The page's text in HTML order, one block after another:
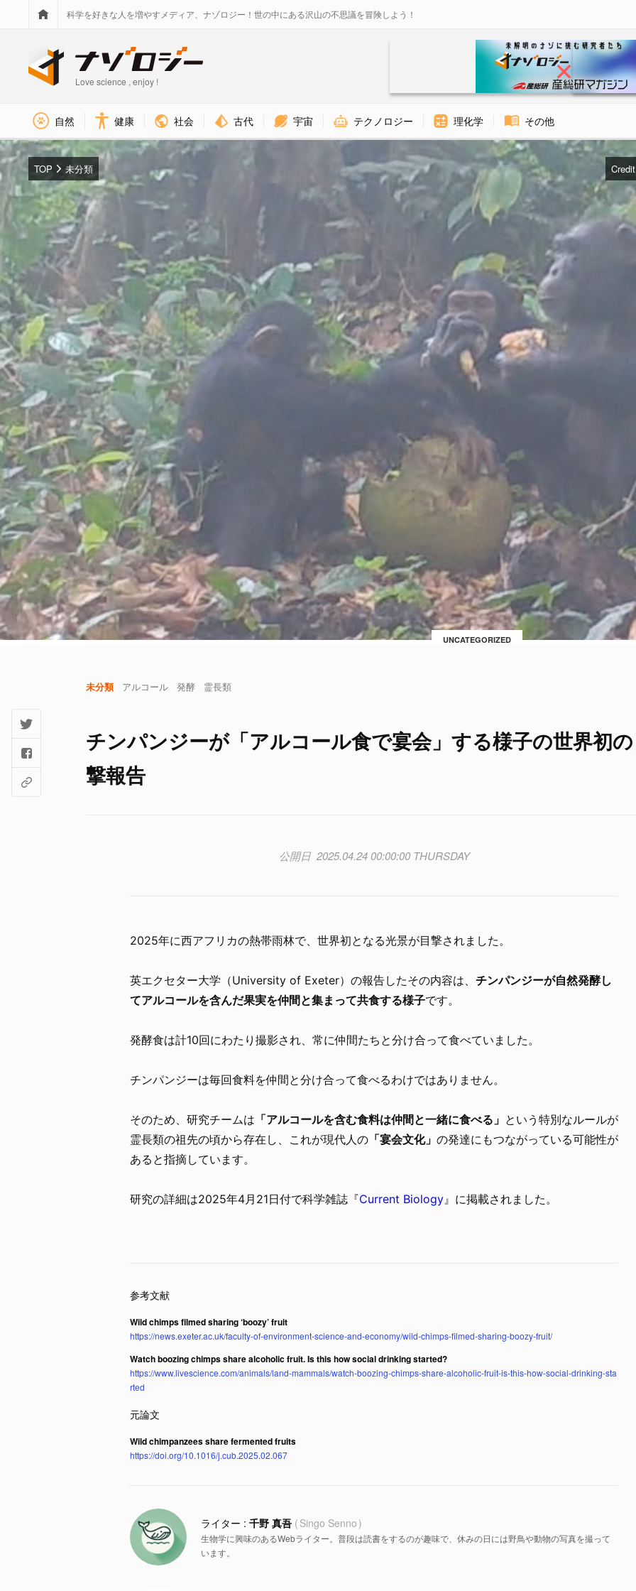
科学を好きな人を増やすメディア、ナゾロジー！世の中にある沢山の不思議を冒険しよう！
Love science , enjoy !
自然 健康 社会 古代 宇宙 テクノロジー 理化学 その他
UNCATEGORIZED
TOP 未分類
未分類 アルコール 発酵 霊長類
チンパンジーが「アルコール食で宴会」する様子の世界初
撃報告
2025.04.24 00:00:00 THURSDAY
2025年に西アフリカの熱帯雨林で、世界初となる光景が目撃されました。
英エクセター大学（University of Exeter）の報告したその内容は、 チンパンジーが自然発酵し
てアルコールを含んだ果実を仲間と集まって共食する様子です。
発酵食は計10回にわたり撮影され、常に仲間たちと分け合って食べていました。
チンパンジーは毎回食料を仲間と分け合って食べるわけではありません。
そのため、研究チームは 「アルコールを含む食料は仲間と一緒に食べる」 という特別なルールが
霊長類の祖先の頃から存在し、これが現代人の 「宴会文化」 の発達にもつながっている可能性が
あると指摘しています。
研究の詳細は2025年4月21日付で科学雑誌『Current Biology 』に掲載されました。
Wild chimps filmed sharing ‘boozy’ fruit
https://news.exeter.ac.uk/faculty-of-environment-science-and-economy/wild-chimps-filmed-sharing-boozy-fruit/
Watch boozing chimps share alcoholic fruit. Is this how social drinking started?
https://www.livescience.com/animals/land-mammals/watch-boozing-chimps-share-alcoholic-fruit-is-this-how-social-drinking-sta
rted
Wild chimpanzees share fermented fruits
https://doi.org/10.1016/j.cub.2025.02.067
千野 真吾 Singo Senno
生物学に興味のあるWebライター。普段は読書をするのが趣味で、休みの日には野鳥や動物の写真を撮って
います。